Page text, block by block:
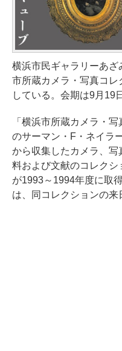
横浜市民ギャラリーあ
市所蔵カメラ・写真コ
している。会期は9月19
「横浜市所蔵カメラ・
のサーマン・F・ネイラ
から収集したカメラ、
料および文献のコレク
が1993～1994年度に取
は、同コレクションの来